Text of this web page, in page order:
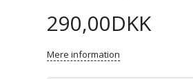
290,00DKK
Mere information